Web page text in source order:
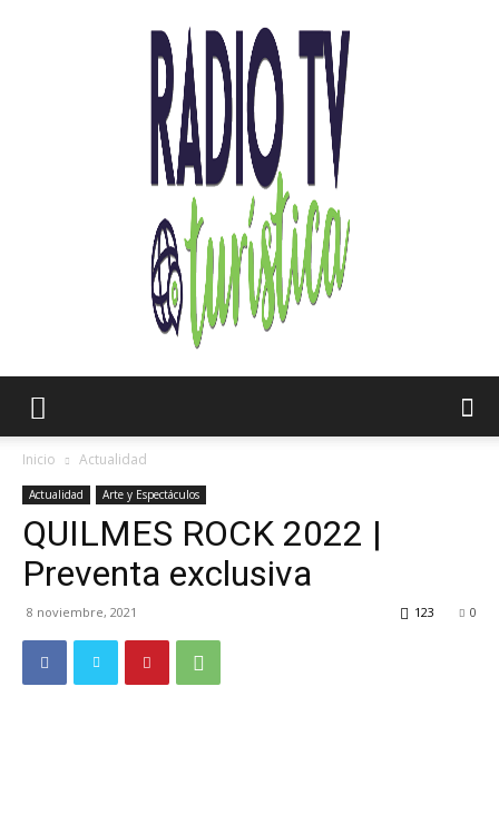
TV
Inicio Actualidad
Actualidad Arte y Espectáculos
QUILMES ROCK 2022 |
Preventa exclusiva
8 noviembre, 2021 0
123